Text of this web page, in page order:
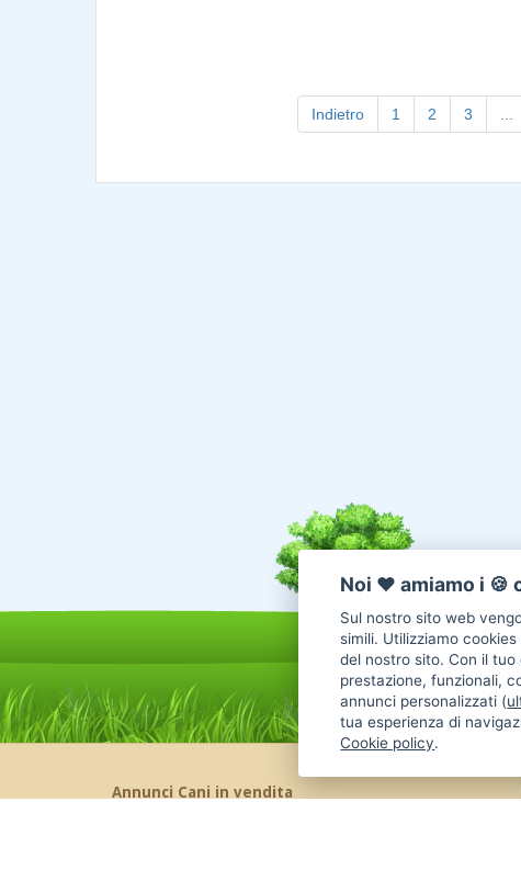
Indietro 1 2 3
Annunci Cani in vendita
Noi ♥️ amiamo i 🍪
Sul nostro sito web
simili. Utilizziamo
del nostro sito. Con il
prestazione, funzionali,
annunci personalizzati (
tua esperienza di
Cookie policy.